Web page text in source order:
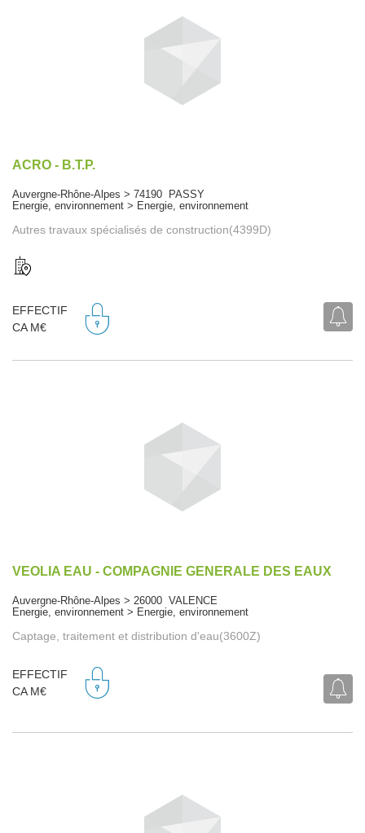
ACRO - B.T.P.
Auvergne-Rhône-Alpes > 74190 PASSY
Energie, environnement > Energie, environnement
Autres travaux spécialisés de construction(4399D)
EFFECTIF
CA M€
VEOLIA EAU - COMPAGNIE GENERALE DES EAUX
Auvergne-Rhône-Alpes > 26000 VALENCE
Energie, environnement > Energie, environnement
Captage, traitement et distribution d'eau(3600Z)
EFFECTIF
CA M€